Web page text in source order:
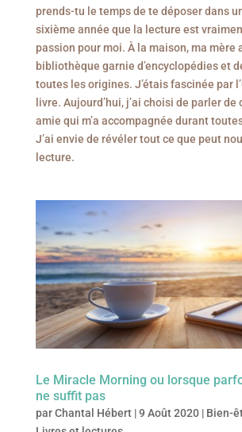
prends-tu le temps de te déposer dans
sixième année que la lecture est
passion pour moi. À la maison, ma mère
bibliothèque garnie d’encyclopédies et
toutes les origines. J’étais fascinée par
livre. Aujourd’hui, j’ai choisi de parler
amie qui m’a accompagnée durant
J’ai envie de révéler tout ce que peut
lecture.
Le Miracle Morning ou lorsque
ne suffit pas
parChantal Hébert|9 Août 2020| Bien-